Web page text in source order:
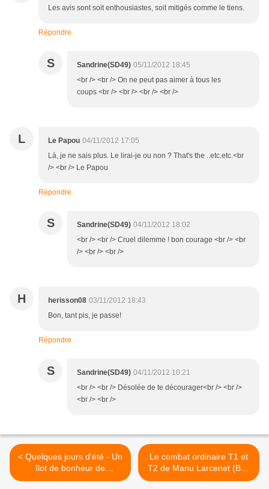
Les avis sont soit enthousiastes, soit mitigés comme le tiens.
Répondre
S Sandrine(SD49) 05/11/2012 18:45
<br /> <br /> On ne peut pas aimer à tous les
coups <br /> <br /> <br /> <br />
L Le Papou 04/11/2012 17:05
Là, je ne sais plus. Le lirai-je ou non ? That's the ..etc.etc.<br
/> <br /> Le Papou
Répondre
S Sandrine(SD49) 04/11/2012 18:02
<br /> <br /> Cruel dilemme ! bon courage <br /> <br
/> <br /> <br />
H herisson08 03/11/2012 18:43
Bon, tant pis, je passe!
Répondre
S Sandrine(SD49) 04/11/2012 10:21
<br /> <br /> Désolée de te décourager<br /> <br />
<br /> <br />
< Quelques jours d'été - Un
îlot de bonheur de
Chabouté (BD)
Le combat ordinaire T1 et
T2 de Manu Larcenet (BD)
>